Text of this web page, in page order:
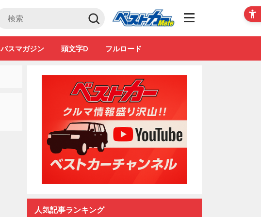
Club
バスマガジン 頭文字D フルロード
人気記事ランキング